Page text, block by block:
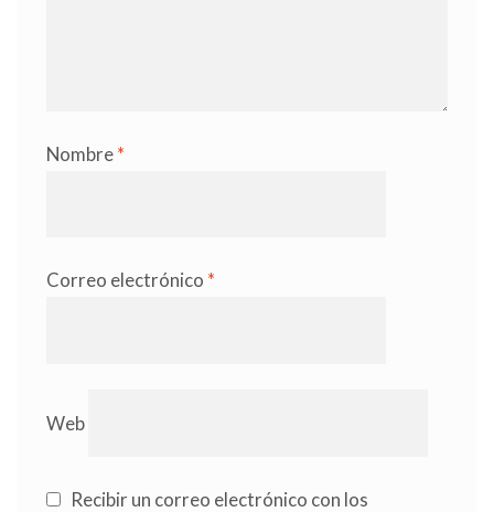
Nombre*
Correo electrónico *
Web
Recibir un correo electrónico con los